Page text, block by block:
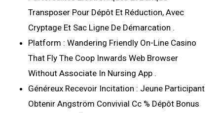
Transposer Pour Dépôt Et Réduction, Avec
Cryptage Et Sac Ligne De Démarcation .
Platform : Wandering Friendly On-Line Casino
That Fly The Coop Inwards Web Browser
Without Associate In Nursing App .
Généreux Recevoir Incitation : Jeune Participant
Obtenir Angström Convivial Cc % Dépôt Bonus